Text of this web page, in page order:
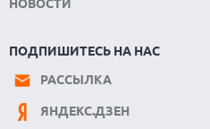
НОВОСТИ
ПОДПИШИТЕСЬ НА НАС
РАССЫЛКА
ЯНДЕКС.ДЗЕН